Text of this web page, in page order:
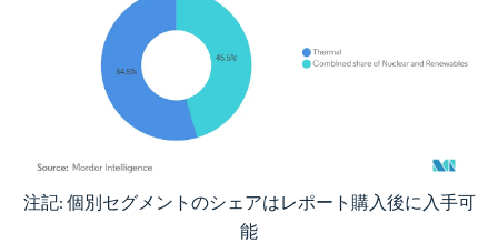
画像 © Mordor Intelligence。再利用にはCC BY 4.0の表示が必要です。
注記: 個別セグメントのシェアはレポート購入後に入手可
能